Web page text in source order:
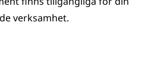
verksamhet.